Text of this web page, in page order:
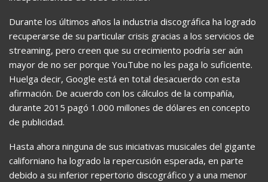
Durante los últimos años la industria discográfica ha logrado
recuperarse de su particular crisis gracias a los servicios de
streaming, pero creen que su crecimiento podría ser aún
mayor de no ser porque YouTube no les paga lo suficiente.
Huelga decir, Google está en total desacuerdo con esta
afirmación. De acuerdo con los cálculos de la compañía,
durante 2015 pagó 1.000 millones de dólares en concepto
de publicidad.
Hasta ahora ninguna de sus iniciativas musicales del gigante
californiano ha logrado la repercusión esperada, en parte
debido a su inferior repertorio discográfico y a una menor